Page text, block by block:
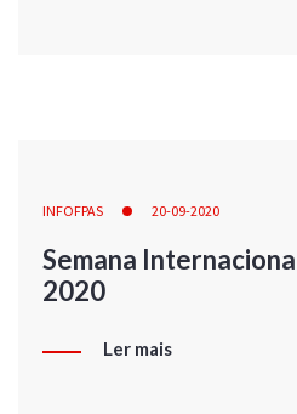
INFOFPAS 20-09-2020
Semana
2020
Ler mais